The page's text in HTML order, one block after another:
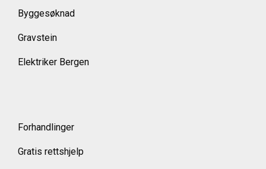
Byggesøknad
Gravstein
Elektriker Bergen
Forhandlinger
Gratis rettshjelp